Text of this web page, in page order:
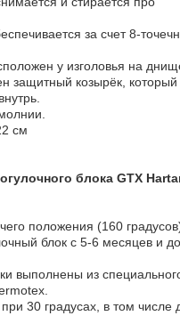
за счет 8-
у изголовья на
козырёк, который
см
блока GTX
положения (160
блок с 5-6 месяцев и
выполнены из
30 градусах, в том числе